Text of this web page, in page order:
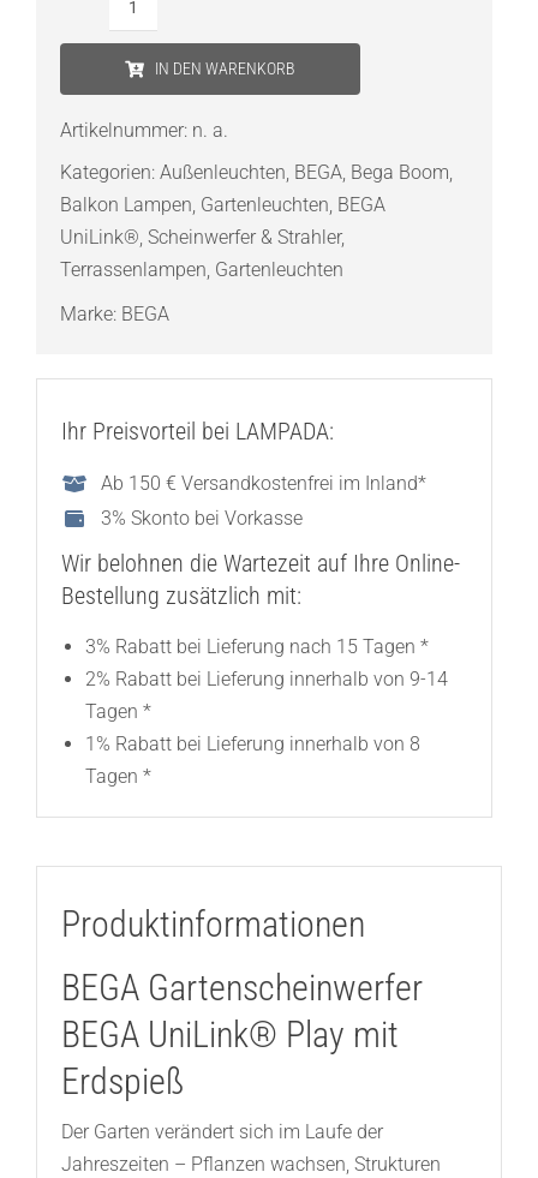
Erdspieß
Menge
IN DEN WARENKORB
Artikelnummer: n. a.
Kategorien: Außenleuchten, BEGA, Bega Boom,
Balkon Lampen, Gartenleuchten, BEGA
UniLink®, Scheinwerfer & Strahler,
Terrassenlampen, Gartenleuchten
Marke: BEGA
Ihr Preisvorteil bei LAMPADA:
Ab 150 € Versandkostenfrei im Inland*
3% Skonto bei Vorkasse
Wir belohnen die Wartezeit auf Ihre Online-
Bestellung zusätzlich mit:
3% Rabatt bei Lieferung nach 15 Tagen *
2% Rabatt bei Lieferung innerhalb von 9-14
Tagen *
1% Rabatt bei Lieferung innerhalb von 8
Tagen *
Produktinformationen
BEGA Gartenscheinwerfer
BEGA UniLink® Play mit
Erdspieß
Der Garten verändert sich im Laufe der
Jahreszeiten – Pflanzen wachsen, Strukturen